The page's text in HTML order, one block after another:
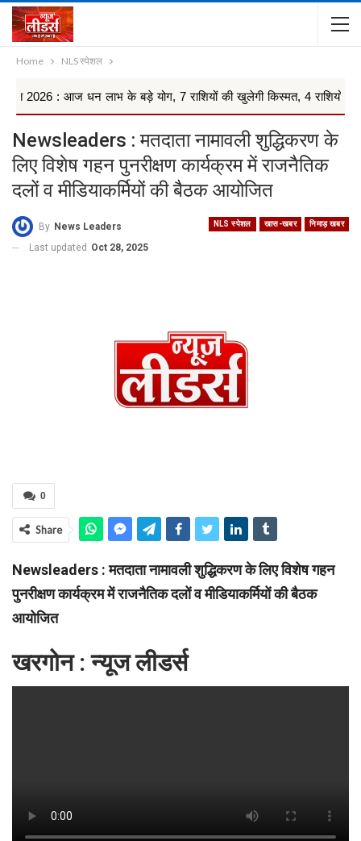
Home NLS स्पेशल
धन लाभ के बड़े योग, 7 राशियों की खुलेगी किस्मत, 4 राशियों को रहना ...
Newsleaders : मतदाता नामावली शुद्धिकरण के
लिए विशेष गहन पुनरीक्षण कार्यक्रम में राजनैतिक
दलों व मीडियाकर्मियों की बैठक आयोजित
NLS स्पेशल खास-खबर निमाड़ खबर
By News Leaders
Last updated Oct 28, 2025
0
Share
Newsleaders : मतदाता नामावली शुद्धिकरण के लिए विशेष गहन
पुनरीक्षण कार्यक्रम मेंराजनैतिक दलों व मीडियाकर्मियों की बैठक
आयोजित
खरगोन : न्यूज लीडर्स